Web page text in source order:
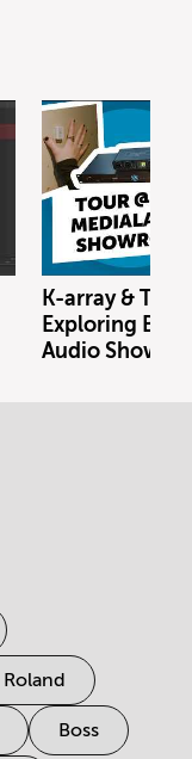
K-array &
Exploring
Audio
Roland
Boss